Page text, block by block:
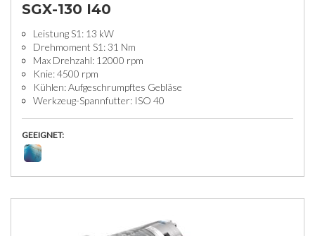
SGX-130 I40
Leistung S1: 13 kW
Drehmoment S1: 31 Nm
Max Drehzahl: 12000 rpm
Knie: 4500 rpm
Kühlen: Aufgeschrumpftes Gebläse
Werkzeug-Spannfutter: ISO 40
GEEIGNET: